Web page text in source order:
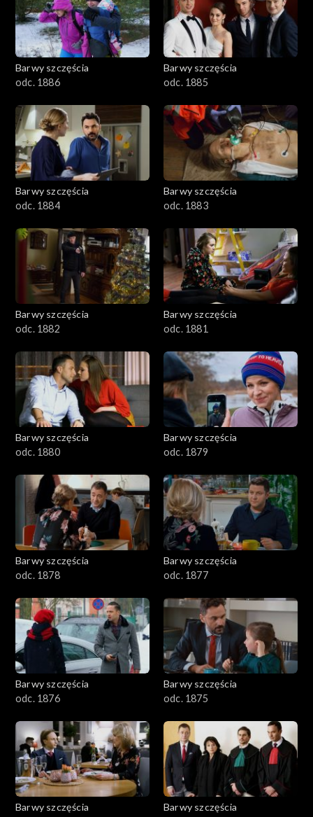
782–800
Barwy szczęścia
odc. 1886
Barwy szczęścia
odc. 1885
Barwy szczęścia
odc. 1884
Barwy szczęścia
odc. 1883
Barwy szczęścia
odc. 1882
Barwy szczęścia
odc. 1881
Barwy szczęścia
odc. 1880
Barwy szczęścia
odc. 1879
Barwy szczęścia
odc. 1878
Barwy szczęścia
odc. 1877
Barwy szczęścia
odc. 1876
Barwy szczęścia
odc. 1875
Barwy szczęścia
Barwy szczęścia